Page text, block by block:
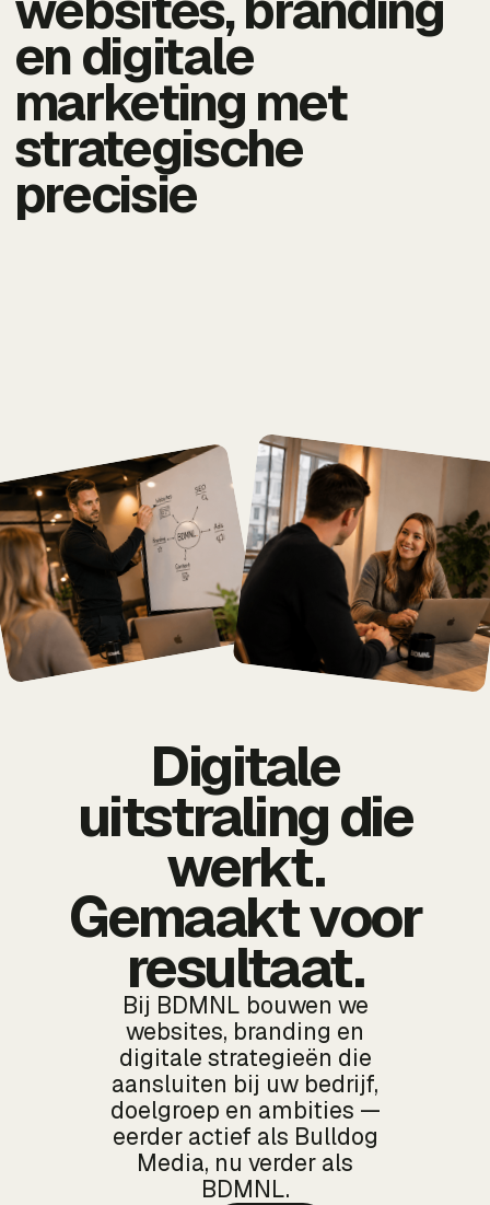
en digitale
marketing met
strategische
precisie
Digitale
uitstraling die
werkt.
Gemaakt voor
resultaat.
Bij BDMNL bouwen we
websites, branding en
digitale strategieën die
aansluiten bij uw bedrijf,
doelgroep en ambities —
eerder actief als Bulldog
Media, nu verder als
BDMNL.